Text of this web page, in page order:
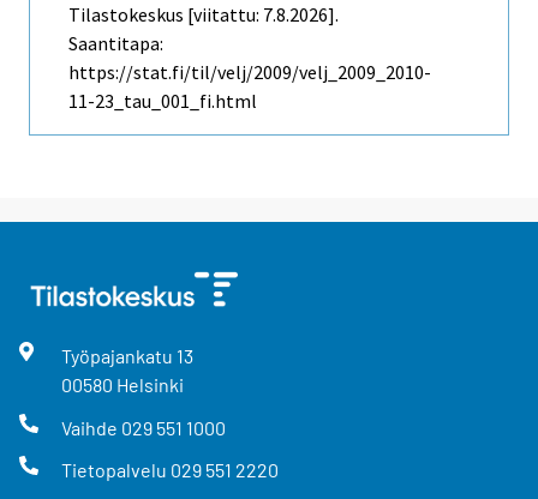
Tilastokeskus [viitattu: 7.8.2026].
Saantitapa:
https://stat.fi/til/velj/2009/velj_2009_2010-
11-23_tau_001_fi.html
Työpajankatu 13
00580 Helsinki
Vaihde 029 551 1000
Tietopalvelu 029 551 2220